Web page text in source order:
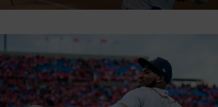
À propos
Zone des fans